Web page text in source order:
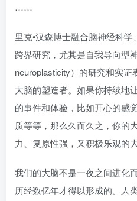
……
里克•汉森博士融合脑神经科
跨界研究，尤其是自我导向型
neuroplasticity）的研究和实
大脑的塑造者。如果你持续地
的事件和体验，比如开心的感
质等等，那么久而久之，你的
力、复原性强，又积极乐观的大
我们的大脑不是一夜之间进化
历经数亿年才得以形成的。人